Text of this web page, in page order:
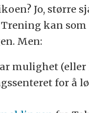
Jo, større
kan
Men:
mulighet
for å